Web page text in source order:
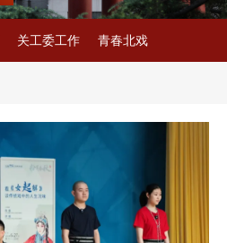
关工委工作 青春北戏